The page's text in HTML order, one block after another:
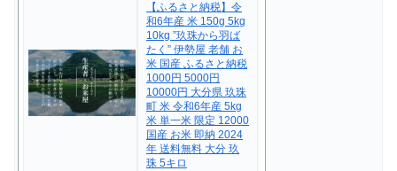
【ふるさと納税】令
和6年産 米 150g 5kg
10kg ”玖珠から羽ば
たく” 伊勢屋 老舗 お
米 国産 ふるさと納税
1000円 5000円
10000円 大分県 玖珠
町 米 令和6年産 5kg
米 単一米 限定 12000
国産 お米 即納 2024
年 送料無料 大分 玖
珠 5キロ